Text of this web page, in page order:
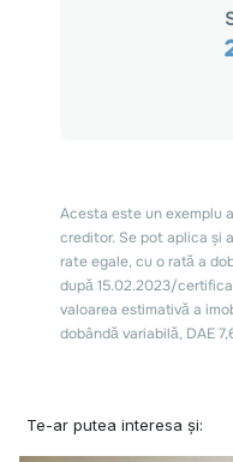
Te-ar putea interesa și: